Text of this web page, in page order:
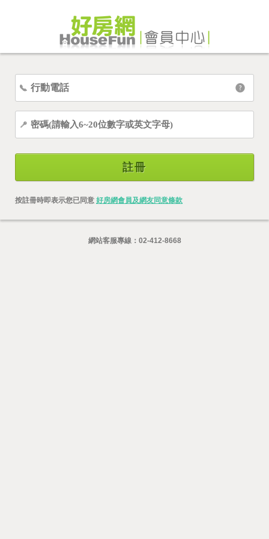
註冊
按註冊時即表示您已同意 好房網會員及網友同意條款
網站客服專線： 02-412-8668